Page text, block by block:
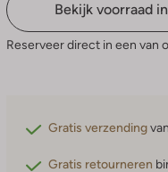
Bekijk voorraad
Reserveer direct in een van
Gratis verzending
Gratis retourneren